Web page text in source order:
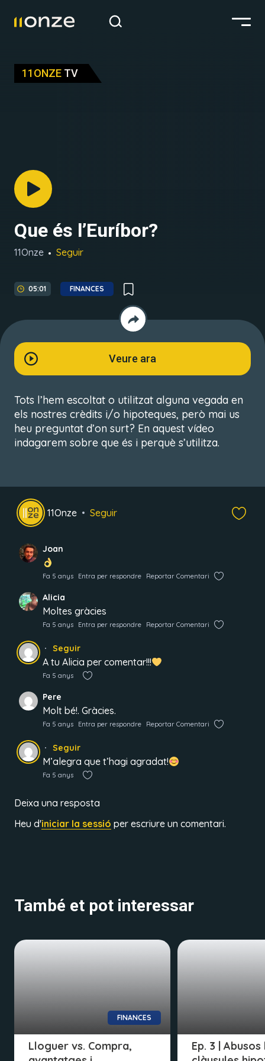
11ONZE TV
Que és l’Euríbor?
11Onze Seguir
05:01 FINANCES
Veure ara
Tots l’hem escoltat o utilitzat alguna vegada en
els nostres crèdits i/o hipoteques, però mai us
heu preguntat d’on surt? En aquest vídeo
indagarem sobre que és i perquè s’utilitza.
11Onze Seguir
Joan
Fa 5 anys Entra per respondre Reportar Comentari
Alicia
Moltes gràcies
Fa 5 anys Entra per respondre Reportar Comentari
Seguir
A tu Alicia per comentar!!!
Fa 5 anys
Pere
Molt bé!. Gràcies.
Fa 5 anys Entra per respondre Reportar Comentari
Seguir
M’alegra que t’hagi agradat!
Fa 5 anys
Deixa una resposta
Heu d'iniciar la sessió per escriure un comentari.
També et pot interessar
FINANCES
Lloguer vs. Compra,
Ep. 3 |